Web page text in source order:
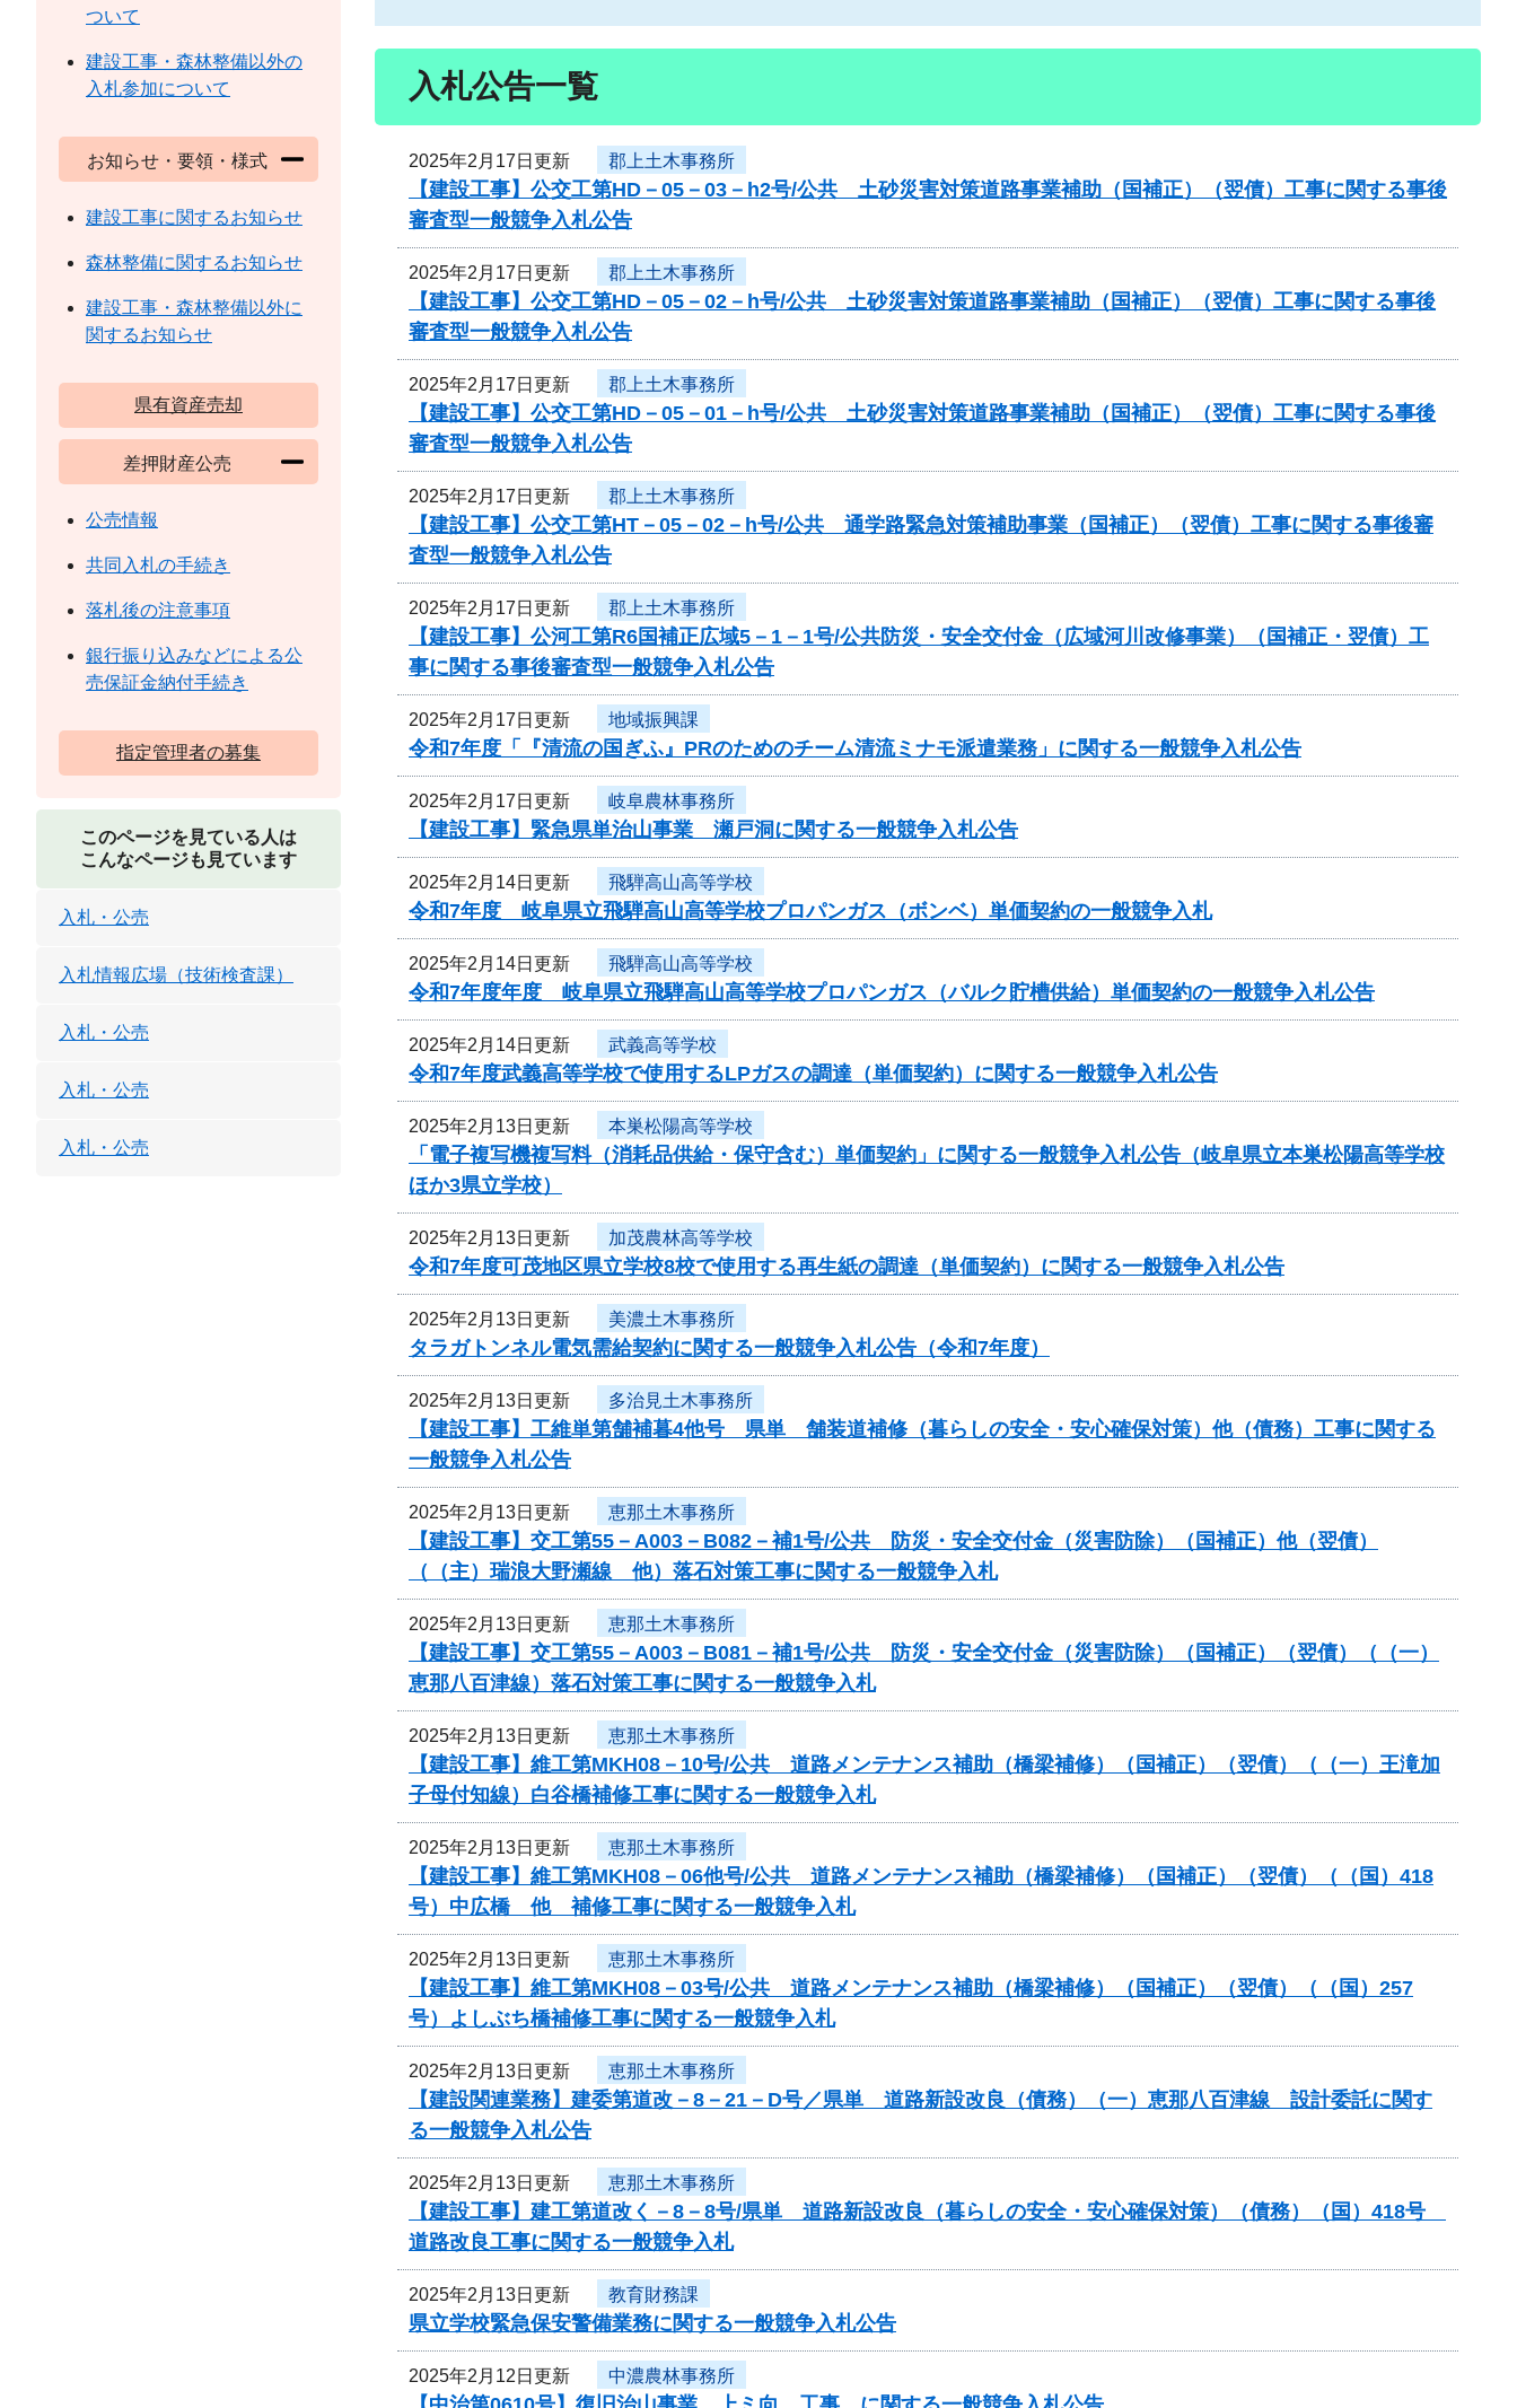
入札公告一覧
2025年2月17日更新 郡上土木事務所
【建設工事】公交工第HD－05－03－h2号/公共 土砂災害対策道路事業補助（国補正）（翌債）工事に関する事後
審査型一般競争入札公告
2025年2月17日更新 郡上土木事務所
【建設工事】公交工第HD－05－02－h号/公共 土砂災害対策道路事業補助（国補正）（翌債）工事に関する事後
審査型一般競争入札公告
2025年2月17日更新 郡上土木事務所
【建設工事】公交工第HD－05－01－h号/公共 土砂災害対策道路事業補助（国補正）（翌債）工事に関する事後
審査型一般競争入札公告
2025年2月17日更新 郡上土木事務所
【建設工事】公交工第HT－05－02－h号/公共 通学路緊急対策補助事業（国補正）（翌債）工事に関する事後審
査型一般競争入札公告
2025年2月17日更新 郡上土木事務所
【建設工事】公河工第R6国補正広域5－1－1号/公共防災・安全交付金（広域河川改修事業）（国補正・翌債）工
事に関する事後審査型一般競争入札公告
2025年2月17日更新 地域振興課
令和7年度「『清流の国ぎふ』PRのためのチーム清流ミナモ派遣業務」に関する一般競争入札公告
2025年2月17日更新 岐阜農林事務所
【建設工事】緊急県単治山事業 瀬戸洞に関する一般競争入札公告
2025年2月14日更新 飛騨高山高等学校
令和7年度 岐阜県立飛騨高山高等学校プロパンガス（ボンベ）単価契約の一般競争入札
2025年2月14日更新 飛騨高山高等学校
令和7年度年度 岐阜県立飛騨高山高等学校プロパンガス（バルク貯槽供給）単価契約の一般競争入札公告
2025年2月14日更新 武義高等学校
令和7年度武義高等学校で使用するLPガスの調達（単価契約）に関する一般競争入札公告
2025年2月13日更新 本巣松陽高等学校
「電子複写機複写料（消耗品供給・保守含む）単価契約」に関する一般競争入札公告（岐阜県立本巣松陽高等学校
ほか3県立学校）
2025年2月13日更新 加茂農林高等学校
令和7年度可茂地区県立学校8校で使用する再生紙の調達（単価契約）に関する一般競争入札公告
2025年2月13日更新 美濃土木事務所
タラガトンネル電気需給契約に関する一般競争入札公告（令和7年度）
2025年2月13日更新 多治見土木事務所
【建設工事】工維単第舗補暮4他号 県単 舗装道補修（暮らしの安全・安心確保対策）他（債務）工事に関する
一般競争入札公告
2025年2月13日更新 恵那土木事務所
【建設工事】交工第55－A003－B082－補1号/公共 防災・安全交付金（災害防除）（国補正）他（翌債）
（（主）瑞浪大野瀬線 他）落石対策工事に関する一般競争入札
2025年2月13日更新 恵那土木事務所
【建設工事】交工第55－A003－B081－補1号/公共 防災・安全交付金（災害防除）（国補正）（翌債）（（一）
恵那八百津線）落石対策工事に関する一般競争入札
2025年2月13日更新 恵那土木事務所
【建設工事】維工第MKH08－10号/公共 道路メンテナンス補助（橋梁補修）（国補正）（翌債）（（一）王滝加
子母付知線）白谷橋補修工事に関する一般競争入札
2025年2月13日更新 恵那土木事務所
【建設工事】維工第MKH08－06他号/公共 道路メンテナンス補助（橋梁補修）（国補正）（翌債）（（国）418
号）中広橋 他 補修工事に関する一般競争入札
2025年2月13日更新 恵那土木事務所
【建設工事】維工第MKH08－03号/公共 道路メンテナンス補助（橋梁補修）（国補正）（翌債）（（国）257
号）よしぶち橋補修工事に関する一般競争入札
2025年2月13日更新 恵那土木事務所
【建設関連業務】建委第道改－8－21－D号／県単 道路新設改良（債務）（一）恵那八百津線 設計委託に関す
る一般競争入札公告
2025年2月13日更新 恵那土木事務所
【建設工事】建工第道改く－8－8号/県単 道路新設改良（暮らしの安全・安心確保対策）（債務）（国）418号
道路改良工事に関する一般競争入札
2025年2月13日更新 教育財務課
県立学校緊急保安警備業務に関する一般競争入札公告
2025年2月12日更新 中濃農林事務所
ついて
建設工事・森林整備以外の
入札参加について
お知らせ・要領・様式
建設工事に関するお知らせ
森林整備に関するお知らせ
建設工事・森林整備以外に
関するお知らせ
県有資産売却
差押財産公売
公売情報
共同入札の手続き
落札後の注意事項
銀行振り込みなどによる公
売保証金納付手続き
指定管理者の募集
このページを見ている人は
こんなページも見ています
入札・公売
入札情報広場（技術検査課）
入札・公売
入札・公売
入札・公売